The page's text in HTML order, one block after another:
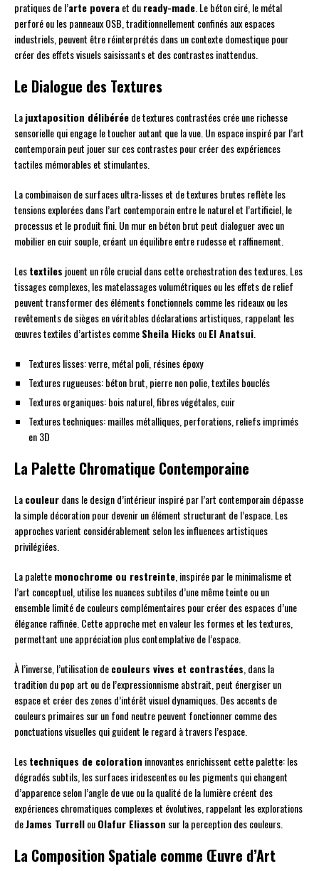
pratiques de l’arte poveraet duready-made. Le béton ciré, le métal
perforé ou les panneaux OSB, traditionnellement confinés aux espaces
industriels, peuvent être réinterprétés dans un contexte domestique pour
créer des effets visuels saisissants et des contrastes inattendus.
Le Dialogue des Textures
Lajuxtaposition délibéréede textures contrastées crée une richesse
sensorielle qui engage le toucher autant que la vue. Un espace inspiré par l’art
contemporain peut jouer sur ces contrastes pour créer des expériences
tactiles mémorables et stimulantes.
La combinaison de surfaces ultra-lisses et de textures brutes reflète les
tensions explorées dans l’art contemporain entre le naturel et l’artificiel, le
processus et le produit fini. Un mur en béton brut peut dialoguer avec un
mobilier en cuir souple, créant un équilibre entre rudesse et raffinement.
Lestextiles jouent un rôle crucial dans cette orchestration des textures. Les
tissages complexes, les matelassages volumétriques ou les effets de relief
peuvent transformer des éléments fonctionnels comme les rideaux ou les
revêtements de sièges en véritables déclarations artistiques, rappelant les
œuvres textiles d’artistes commeSheila Hicks ouEl Anatsui.
Textures lisses: verre, métal poli, résines époxy
Textures rugueuses: béton brut, pierre non polie, textiles bouclés
Textures organiques: bois naturel, fibres végétales, cuir
Textures techniques: mailles métalliques, perforations, reliefs imprimés
en 3D
La Palette Chromatique Contemporaine
Lacouleurdans le design d’intérieur inspiré par l’art contemporain dépasse
la simple décoration pour devenir un élément structurant de l’espace. Les
approches varient considérablement selon les influences artistiques
privilégiées.
La palettemonochrome ou restreinte, inspirée par le minimalisme et
l’art conceptuel, utilise les nuances subtiles d’une même teinte ou un
ensemble limité de couleurs complémentaires pour créer des espaces d’une
élégance raffinée. Cette approche met en valeur les formes et les textures,
permettant une appréciation plus contemplative de l’espace.
À l’inverse, l’utilisation decouleurs vives et contrastées, dans la
tradition du pop art ou de l’expressionnisme abstrait, peut énergiser un
espace et créer des zones d’intérêt visuel dynamiques. Des accents de
couleurs primaires sur un fond neutre peuvent fonctionner comme des
ponctuations visuelles qui guident le regard à travers l’espace.
Lestechniques de coloration innovantes enrichissent cette palette: les
dégradés subtils, les surfaces iridescentes ou les pigments qui changent
d’apparence selon l’angle de vue ou la qualité de la lumière créent des
expériences chromatiques complexes et évolutives, rappelant les explorations
deJames TurrellouOlafur Eliasson sur la perception des couleurs.
La Composition Spatiale comme Œuvre d’Art